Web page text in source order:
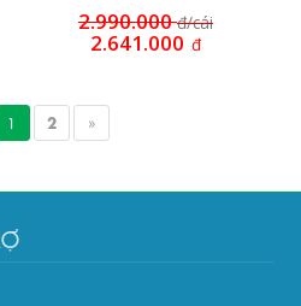
2.990.000đ/cái
2.641.000 đ
1 2 »